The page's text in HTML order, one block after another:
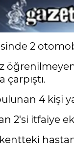
2
çarpıştı.
4 kişi
2'si itfaiye